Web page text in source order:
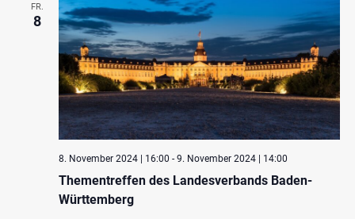
FR.
8
Thementreffen des Landesverbands Baden-
Württemberg
8. November 2024 | 16:00 - 9. November 2024 | 14:00